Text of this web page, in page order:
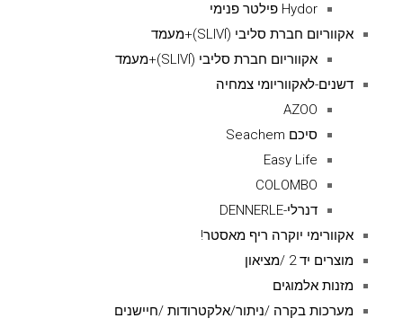
Hydor פילטר פנימי
אקווריום חברת סליבי (SLIVIׂׂ)+מעמד
אקווריום חברת סליבי (SLIVIׂׂ)+מעמד
דשנים-לאקווריומי צמחיה
AZOO
סיכם Seachem
Easy Life
COLOMBO
דנרלי-DENNERLE
אקוורימי יוקרה ריף מאסטר!
מוצרים יד 2 /מציאון
מזנות אלמוגים
מערכות בקרה /ניתור/אלקטרודות /חיישנים